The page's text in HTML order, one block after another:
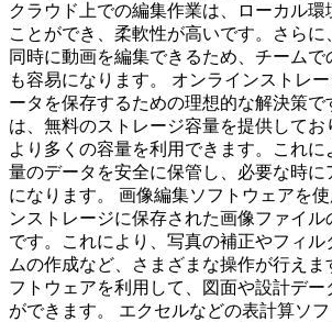
クラウド上での編集作業は、ローカル環
ことができ、柔軟性が高いです。さら
同時に動画を編集できるため、チームで
も容易になります。 オンラインストレ
ータを保存するための理想的な解決策で
は、無料のストレージ容量を提供してお
より多くの容量を利用できます。これに
量のデータを安全に保管し、必要な時に
になります。 画像編集ソフトウェアを
ンストレージに保存された画像ファイ
です。これにより、写真の補正やフィ
ムの作成など、さまざまな操作が行え
フトウェアを利用して、図面や設計デー
ができます。 エクセルなどの表計算ソ